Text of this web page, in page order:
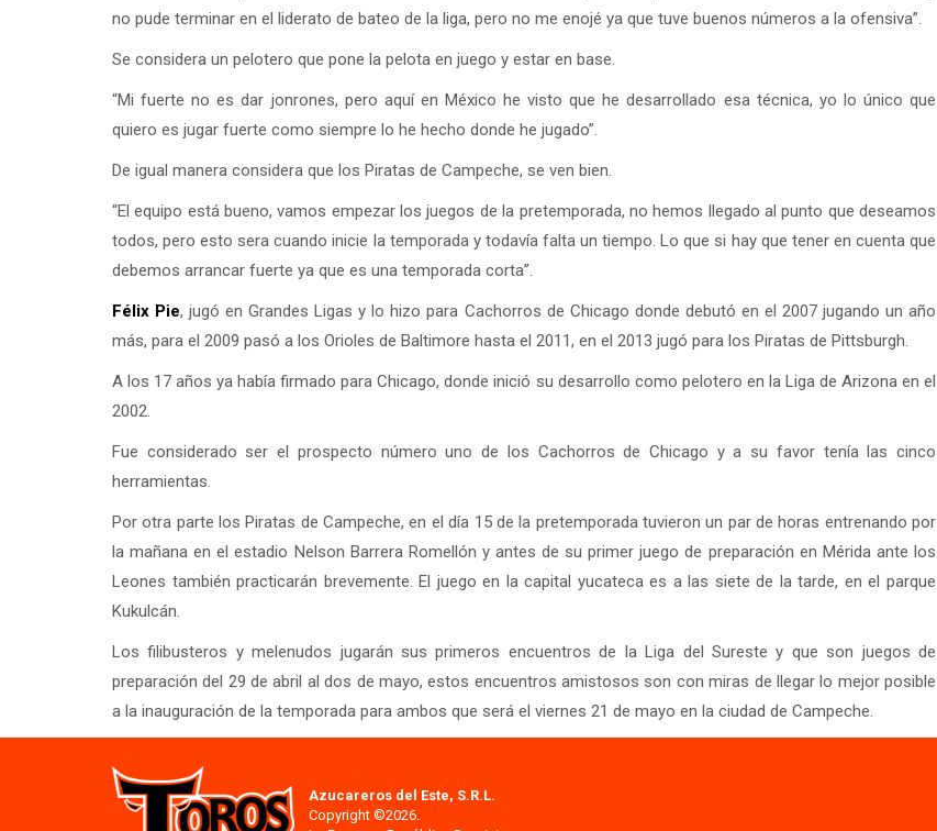
no pude terminar en el liderato de bateo de la liga, pero no me enojé ya que tuve buenos números a la ofensiva”.
Se considera un pelotero que pone la pelota en juego y estar en base.
“Mi fuerte no es dar jonrones, pero aquí en México he visto que he desarrollado esa técnica, yo lo único que
quiero es jugar fuerte como siempre lo he hecho donde he jugado”.
De igual manera considera que los Piratas de Campeche, se ven bien.
“El equipo está bueno, vamos empezar los juegos de la pretemporada, no hemos llegado al punto que deseamos
todos, pero esto sera cuando inicie la temporada y todavía falta un tiempo. Lo que si hay que tener en cuenta que
debemos arrancar fuerte ya que es una temporada corta”.
Félix Pie, jugó en Grandes Ligas y lo hizo para Cachorros de Chicago donde debutó en el 2007 jugando un año
más, para el 2009 pasó a los Orioles de Baltimore hasta el 2011, en el 2013 jugó para los Piratas de Pittsburgh.
A los 17 años ya había firmado para Chicago, donde inició su desarrollo como pelotero en la Liga de Arizona en el
2002.
Fue considerado ser el prospecto número uno de los Cachorros de Chicago y a su favor tenía las cinco
herramientas.
Por otra parte los Piratas de Campeche, en el día 15 de la pretemporada tuvieron un par de horas entrenando por
la mañana en el estadio Nelson Barrera Romellón y antes de su primer juego de preparación en Mérida ante los
Leones también practicarán brevemente. El juego en la capital yucateca es a las siete de la tarde, en el parque
Kukulcán.
Los filibusteros y melenudos jugarán sus primeros encuentros de la Liga del Sureste y que son juegos de
preparación del 29 de abril al dos de mayo, estos encuentros amistosos son con miras de llegar lo mejor posible
a la inauguración de la temporada para ambos que será el viernes 21 de mayo en la ciudad de Campeche.
Azucareros del Este, S.R.L.
Copyright ©2026.